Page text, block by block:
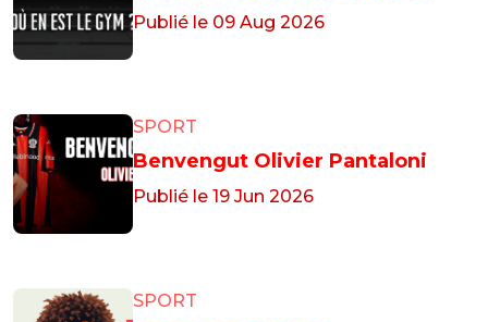
Publié le 09 Aug 2026
SPORT
Benvengut Olivier Pantaloni
Publié le 19 Jun 2026
SPORT